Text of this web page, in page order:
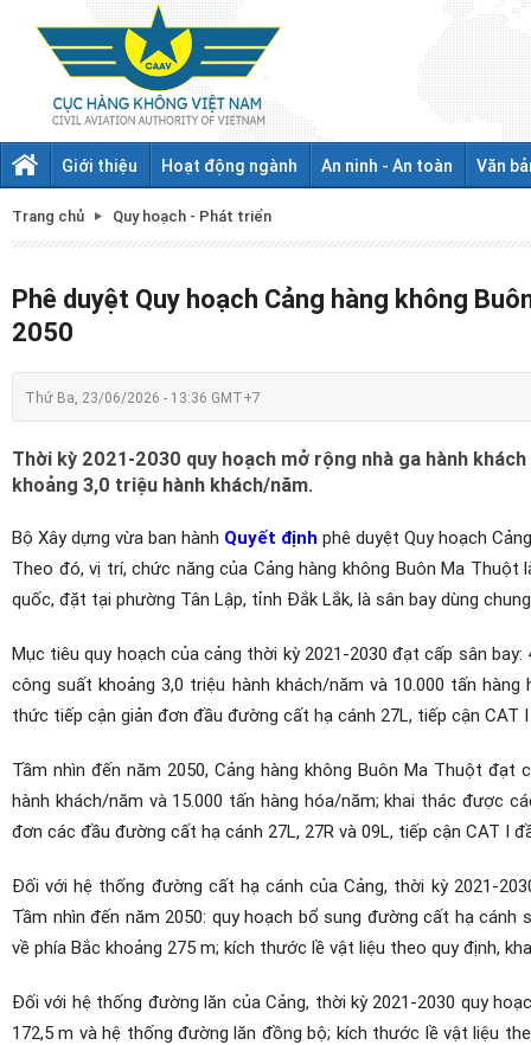
Giới thiệu Hoạt động ngành An ninh - An toàn Văn
Trang chủ Quy hoạch - Phát triển
Phê duyệt Quy hoạch Cảng hàng không
2050
Thứ Ba, 23/06/2026 - 13:36 GMT+7
Thời kỳ 2021-2030 quy hoạch mở rộng nhà ga hành
khoảng 3,0 triệu hành khách/năm.
Bộ Xây dựng vừa ban hành Quyết định phê duyệt Quy hoạch
Theo đó, vị trí, chức năng của Cảng hàng không Buôn Ma
quốc, đặt tại phường Tân Lập, tỉnh Đắk Lắk, là sân bay dùng
Mục tiêu quy hoạch của cảng thời kỳ 2021-2030 đạt cấp sân
công suất khoảng 3,0 triệu hành khách/năm và 10.000 tấn
thức tiếp cận giản đơn đầu đường cất hạ cánh 27L, tiếp cận CAT
Tầm nhìn đến năm 2050, Cảng hàng không Buôn Ma Thuột
hành khách/năm và 15.000 tấn hàng hóa/năm; khai thác được
đơn các đầu đường cất hạ cánh 27L, 27R và 09L, tiếp cận CAT I
Đối với hệ thống đường cất hạ cánh của Cảng, thời kỳ 2021-
Tầm nhìn đến năm 2050: quy hoạch bổ sung đường cất hạ
về phía Bắc khoảng 275 m; kích thước lề vật liệu theo quy định,
Đối với hệ thống đường lăn của Cảng, thời kỳ 2021-2030 quy
172,5 m và hệ thống đường lăn đồng bộ; kích thước lề vật liệu